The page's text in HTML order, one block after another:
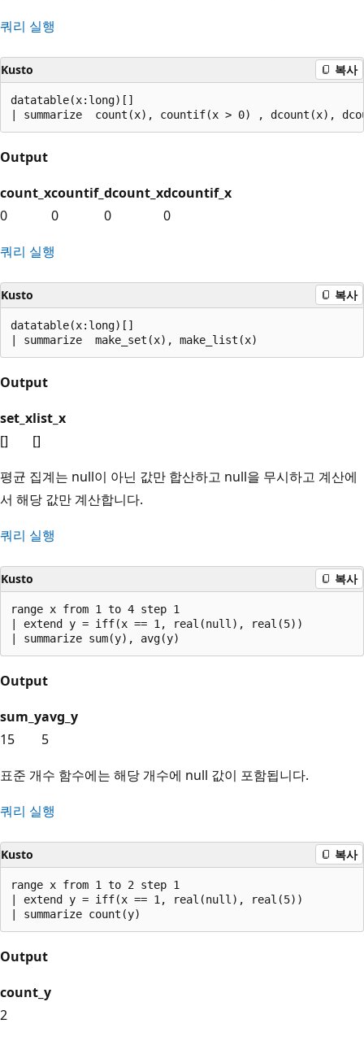
쿼리 실행
Kusto 복사
datatable(x:long)[]
Output
count_xcountif_ dcount_xdcountif_x
0
0 0
0
쿼리 실행
Kusto 복사
datatable(x:long)[]
Output
set_xlist_x
[]
[]
평균 집계는 null이 아닌 값만 합산하고 null을 무시하고 계산에
서 해당 값만 계산합니다.
쿼리 실행
Kusto 복사
range x from 1 to 4 step 1
| extend y = iff(x == 1, real(null), real(5))
Output
sum_yavg_y
15
5
표준 개수 함수에는 해당 개수에 null 값이 포함됩니다.
쿼리 실행
Kusto 복사
range x from 1 to 2 step 1
| extend y = iff(x == 1, real(null), real(5))
Output
count_y
2